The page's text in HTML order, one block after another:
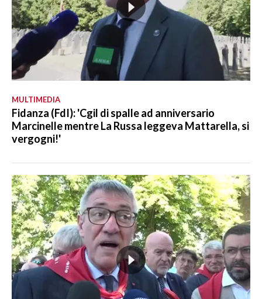
MULTIMEDIA
Fidanza (FdI): 'Cgil di spalle ad anniversario
Marcinelle mentre La Russa leggeva Mattarella, si
vergogni!'